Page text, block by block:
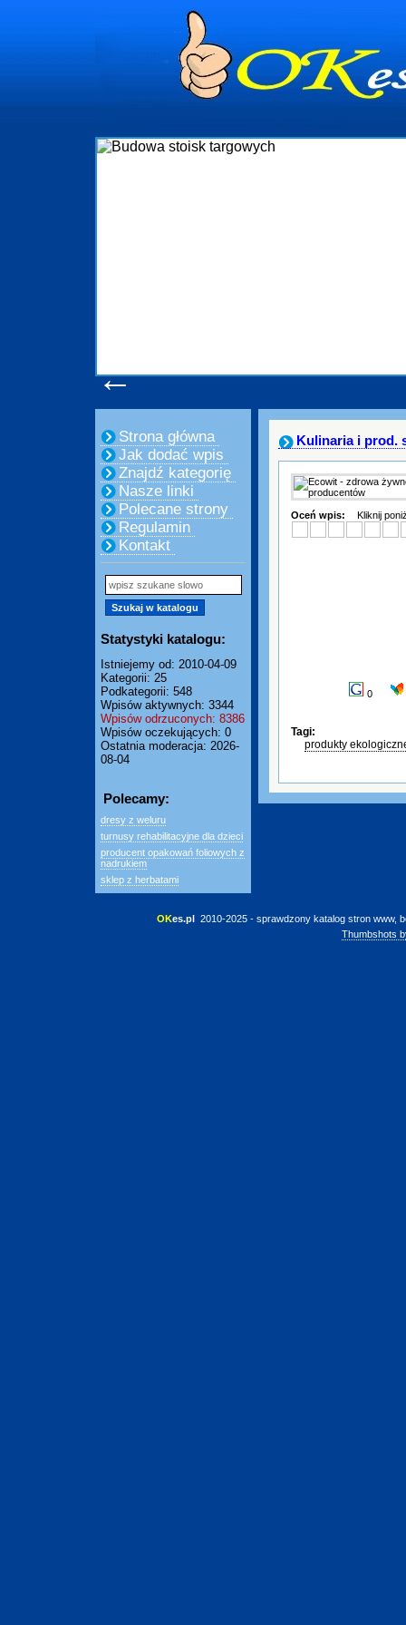
←
Strona główna
Jak dodać wpis
Znajdź kategorię
Nasze linki
Polecane strony
Regulamin
Kontakt
Statystyki katalogu:
Istniejemy od: 2010-04-09
Kategorii: 25
Podkategorii: 548
Wpisów aktywnych: 3344
Wpisów odrzuconych: 8386
Wpisów oczekujących: 0
Ostatnia moderacja: 2026-
08-04
Polecamy:
dresy z weluru
turnusy rehabilitacyjne dla dzieci
producent opakowań foliowych z
nadrukiem
sklep z herbatami
Kulinaria i prod.
Oceń wpis: Kliknij
0
Tagi:
produkty
OKes.pl 2010-2025 - sprawdzony katalog stron www,
Thumbshots